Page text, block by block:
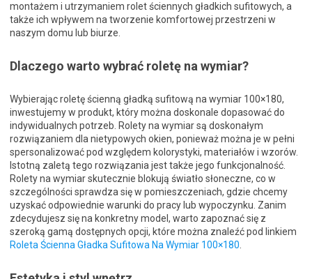
montażem i utrzymaniem rolet ściennych gładkich sufitowych, a
także ich wpływem na tworzenie komfortowej przestrzeni w
naszym domu lub biurze.
Dlaczego warto wybrać roletę na wymiar?
Wybierając roletę ścienną gładką sufitową na wymiar 100×180,
inwestujemy w produkt, który można doskonale dopasować do
indywidualnych potrzeb. Rolety na wymiar są doskonałym
rozwiązaniem dla nietypowych okien, ponieważ można je w pełni
spersonalizować pod względem kolorystyki, materiałów i wzorów.
Istotną zaletą tego rozwiązania jest także jego funkcjonalność.
Rolety na wymiar skutecznie blokują światło słoneczne, co w
szczególności sprawdza się w pomieszczeniach, gdzie chcemy
uzyskać odpowiednie warunki do pracy lub wypoczynku. Zanim
zdecydujesz się na konkretny model, warto zapoznać się z
szeroką gamą dostępnych opcji, które można znaleźć pod linkiem
Roleta Ścienna Gładka Sufitowa Na Wymiar 100×180